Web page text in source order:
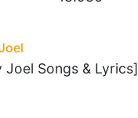
Joel Songs & Lyrics]